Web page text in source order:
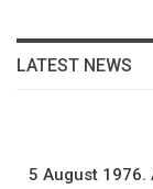
LATEST NEWS
5 August 1976.